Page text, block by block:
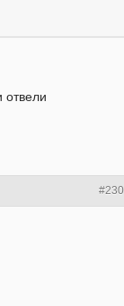
отвели
#230